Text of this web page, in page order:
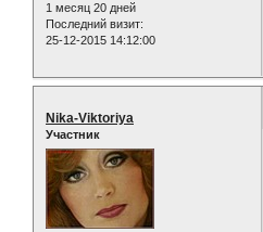
1 месяц 20 дней
Последний визит:
25-12-2015 14:12:00
Nika-Viktoriya
Участник